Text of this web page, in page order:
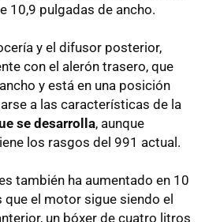
10,9 pulgadas de ancho.
y el difusor posterior,
con el alerón trasero, que
y está en una posición
a las características de la
se desarrolla, aunque
los rasgos del 991 actual.
también ha aumentado en 10
el motor sigue siendo el
un bóxer de cuatro litros